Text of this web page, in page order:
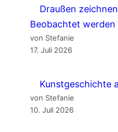
Draußen
Beobachtet werden
von Stefanie
17. Juli 2026
Kunstgeschichte
von Stefanie
10. Juli 2026